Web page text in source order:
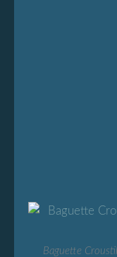
Baguette